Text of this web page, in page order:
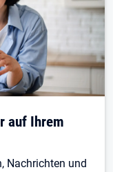
auf Ihrem
Nachrichten und